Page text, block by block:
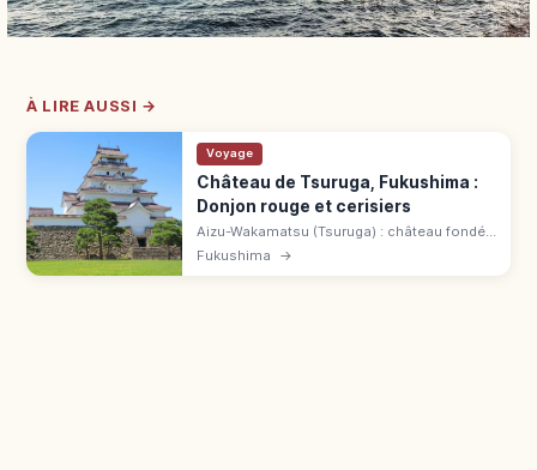
À LIRE AUSSI →
Voyage
Château de Tsuruga, Fukushima :
Donjon rouge et cerisiers
Aizu-Wakamatsu (Tsuruga) : château fondé
en 1384, reconstruit en 1965 avec tuiles
Fukushima →